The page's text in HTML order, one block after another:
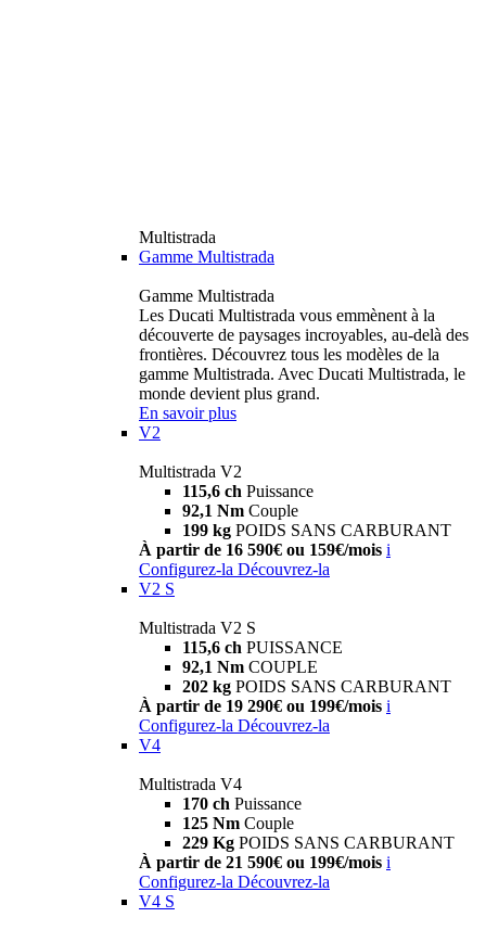
Multistrada
Gamme Multistrada
Gamme Multistrada
Les Ducati Multistrada vous emmènent à la
découverte de paysages incroyables, au-delà des
frontières. Découvrez tous les modèles de la
gamme Multistrada. Avec Ducati Multistrada, le
monde devient plus grand.
En savoir plus
V2
Multistrada V2
115,6 ch Puissance
92,1 Nm Couple
199 kg POIDS SANS CARBURANT
À partir de 16 590€ ou 159€/mois i
Configurez-la Découvrez-la
V2 S
Multistrada V2 S
115,6 ch PUISSANCE
92,1 Nm COUPLE
202 kg POIDS SANS CARBURANT
À partir de 19 290€ ou 199€/mois i
Configurez-la Découvrez-la
V4
Multistrada V4
170 ch Puissance
125 Nm Couple
229 Kg POIDS SANS CARBURANT
À partir de 21 590€ ou 199€/mois i
Configurez-la Découvrez-la
V4 S